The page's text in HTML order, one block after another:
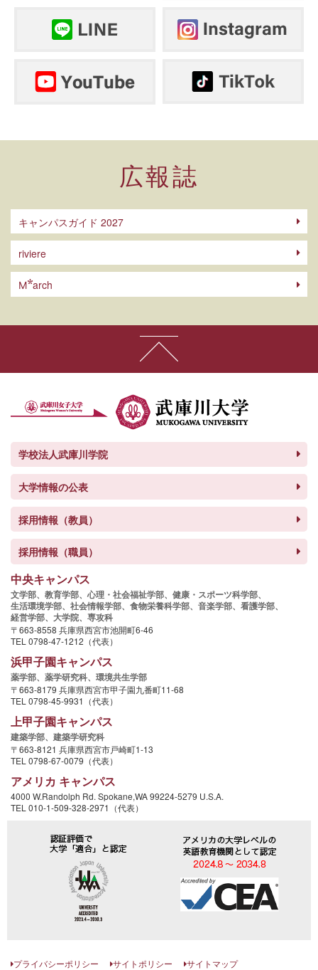
広報誌
キャンパスガイド 2027
riviere
M arch
学校法人武庫川学院
大学情報の公表
採用情報（教員）
採用情報（職員）
中央キャンパス
文学部、 教育学部、 心理・社会福祉学部、 健康・スポーツ科学部、
生活環境学部、 社会情報学部、 食物栄養科学部、 音楽学部、 看護学部、
経営学部、 大学院、 専攻科
〒663-8558 兵庫県西宮市池開町6-46
TEL 0798-47-1212（代表）
浜甲子園キャンパス
薬学部、 薬学研究科、 環境共生学部
〒663-8179 兵庫県西宮市甲子園九番町11-68
TEL 0798-45-9931（代表）
上甲子園キャンパス
建築学部、 建築学研究科
〒663-8121 兵庫県西宮市戸崎町1-13
TEL 0798-67-0079（代表）
アメリカ キャンパス
4000 W.Randolph Rd. Spokane,WA 99224-5279 U.S.A.
TEL 010-1-509-328-2971（代表）
プライバシーポリシー サイトポリシー サイトマップ